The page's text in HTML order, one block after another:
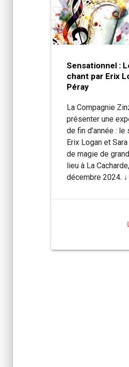
Sensationnel :
chant par Erix
Péray
La Compagnie
présenter une
de fin d’année :
Erix Logan et
de magie de
lieu à La
décembre 2024. ↓